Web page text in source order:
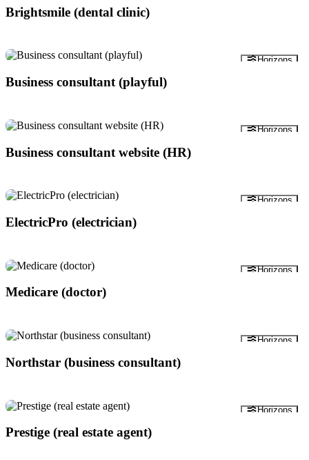
Brightsmile (dental clinic)
Pratinjau Horizons
Business consultant (playful)
Pratinjau Horizons
Business consultant website (HR)
Horizons
ElectricPro (electrician)
Horizons
Medicare (doctor)
Pratinjau Horizons
Northstar (business consultant)
Horizons
Prestige (real estate agent)